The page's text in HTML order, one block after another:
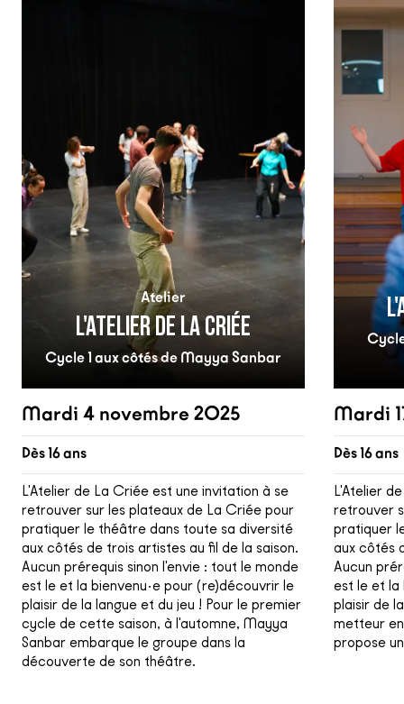
Atelier
L'ATELIER DE LA CRIÉE
Cycle 1 aux côtés de Mayya Sanbar
Mardi 4 novembre 2025
Dès 16 ans
L'Atelier de La Criée est une invitation à se
retrouver sur les plateaux de La Criée pour
pratiquer le théâtre dans toute sa diversité
aux côtés de trois artistes au fil de la saison.
Aucun prérequis sinon l'envie : tout le monde
est le et la bienvenu·e pour (re)découvrir le
plaisir de la langue et du jeu ! Pour le premier
cycle de cette saison, à l'automne, Mayya
Sanbar embarque le groupe dans la
découverte de son théâtre.
Mardi
Dès 16 ans
L'Atelier
retrouver
pratiquer
aux côtés
Aucun
est le et la
plaisir de
metteur
propose